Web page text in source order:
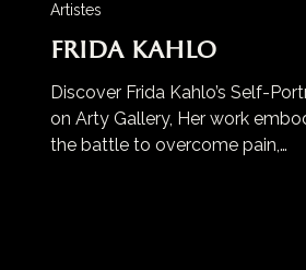
Frida Kahlo
Discover Frida Kahlo’s Self-
on Arty Gallery, Her work
the battle to overcome pain,
Artistes